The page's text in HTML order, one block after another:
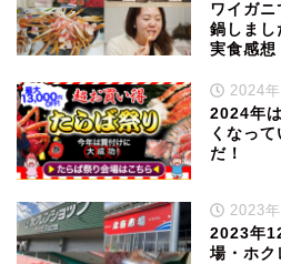
ワイガ
鍋しまし
実食感想
2024年
2024年
くなっ
だ！
2023年
2023年
場・ホク